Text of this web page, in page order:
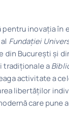
inovația în
Fundației
din București și
tradiționale a
activitate a
libertăților
care